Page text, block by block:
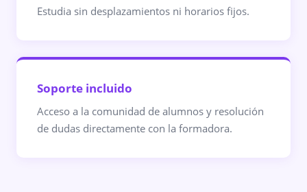
Estudia sin desplazamientos ni horarios fijos.
Soporte incluido
Acceso a la comunidad de alumnos y resolución
de dudas directamente con la formadora.